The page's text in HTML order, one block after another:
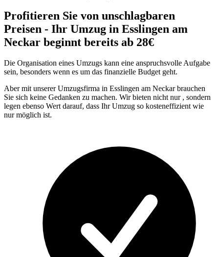
Profitieren Sie von unschlagbaren
Preisen - Ihr Umzug in Esslingen am
Neckar beginnt bereits ab 28€
Die Organisation eines Umzugs kann eine anspruchsvolle Aufgabe
sein, besonders wenn es um das finanzielle Budget geht.
Aber mit unserer Umzugsfirma in Esslingen am Neckar brauchen
Sie sich keine Gedanken zu machen. Wir bieten nicht nur , sondern
legen ebenso Wert darauf, dass Ihr Umzug so kosteneffizient wie
nur möglich ist.